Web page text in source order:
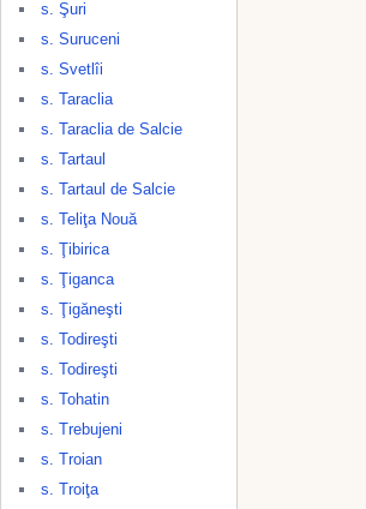
s. Şuri
s. Suruceni
s. Svetlîi
s. Taraclia
s. Taraclia de Salcie
s. Tartaul
s. Tartaul de Salcie
s. Teliţa Nouă
s. Ţibirica
s. Ţiganca
s. Ţigăneşti
s. Todireşti
s. Todireşti
s. Tohatin
s. Trebujeni
s. Troian
s. Troiţa